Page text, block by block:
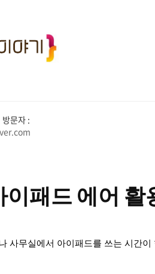
방문자 :
이패드 에어 활
사무실에서 아이패드를 쓰는 시간이